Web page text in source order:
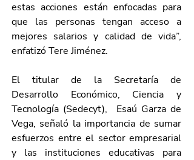
estas acciones están enfocadas para
que las personas tengan acceso a
mejores salarios y calidad de vida”,
enfatizó Tere Jiménez.
El titular de la Secretaría de
Desarrollo Económico, Ciencia y
Tecnología (Sedecyt),  Esaú Garza de
Vega, señaló la importancia de sumar
esfuerzos entre el sector empresarial
y las instituciones educativas para